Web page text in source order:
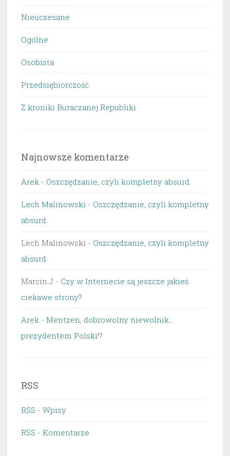
Nieuczesane
Ogólne
Osobista
Przedsiębiorczość
Z kroniki Buraczanej Republiki
Najnowsze komentarze
Arek - Oszczędzanie, czyli kompletny absurd.
Lech Malinowski - Oszczędzanie, czyli kompletny
absurd.
Lech Malinowski - Oszczędzanie, czyli kompletny
absurd.
Marcin J - Czy w Internecie są jeszcze jakieś
ciekawe strony?
Arek - Mentzen, dobrowolny niewolnik…
prezydentem Polski!?
RSS
RSS - Wpisy
RSS - Komentarze